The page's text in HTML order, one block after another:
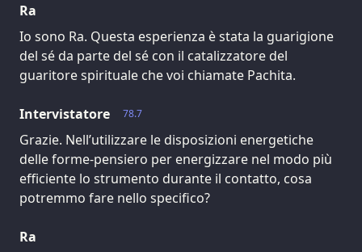
Ra
Io sono Ra. Questa esperienza è stata la guarigione
del sé da parte del sé con il catalizzatore del
guaritore spirituale che voi chiamate Pachita.
78.7
Intervistatore
Grazie. Nell’utilizzare le disposizioni energetiche
delle forme-pensiero per energizzare nel modo più
efficiente lo strumento durante il contatto, cosa
potremmo fare nello specifico?
Ra